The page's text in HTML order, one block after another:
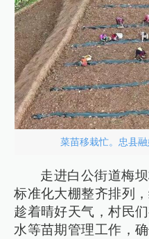
菜苗移栽忙。忠县
走进白公街道梅
标准化大棚整齐排列
趁着晴好天气，村民
水等苗期管理工作，